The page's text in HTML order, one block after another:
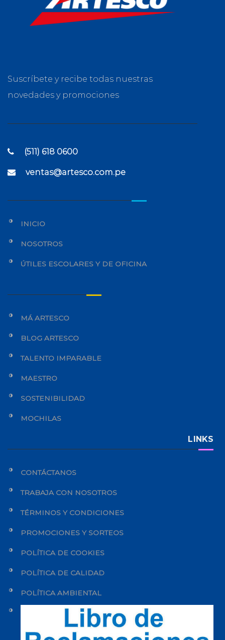
Suscríbete y recibe todas nuestras
novedades y promociones
(511) 618 0600
ventas@artesco.com.pe
INICIO
NOSOTROS
ÚTILES ESCOLARES Y DE OFICINA
MÁ ARTESCO
BLOG ARTESCO
TALENTO IMPARABLE
MAESTRO
SOSTENIBILIDAD
MOCHILAS
LINKS
CONTÁCTANOS
TRABAJA CON NOSOTROS
TÉRMINOS Y CONDICIONES
PROMOCIONES Y SORTEOS
POLÍTICA DE COOKIES
POLÍTICA DE CALIDAD
POLÍTICA AMBIENTAL